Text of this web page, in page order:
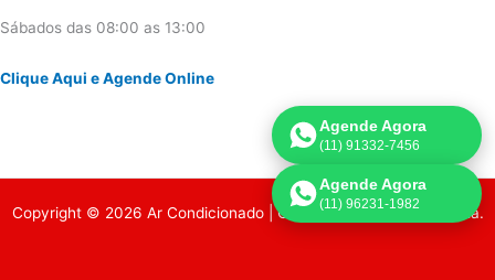
Sábados das 08:00 as 13:00
Clique Aqui e Agende Online
Copyright © 2026 Ar Condicionado | Criado por:Página de Venda.
Agende Agora
(11) 91332-7456
Agende Agora
(11) 96231-1982